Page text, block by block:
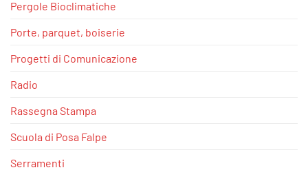
Pergole Bioclimatiche
Porte, parquet, boiserie
Progetti di Comunicazione
Radio
Rassegna Stampa
Scuola di Posa Falpe
Serramenti